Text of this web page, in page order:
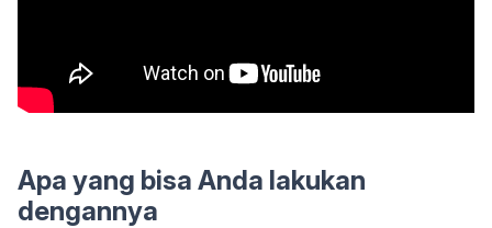
Apa yang bisa Anda lakukan
dengannya